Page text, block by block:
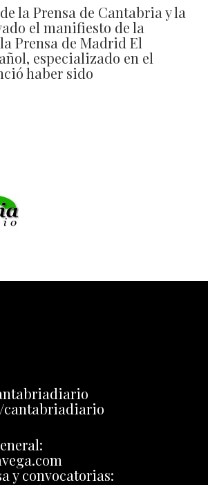
la Prensa de Cantabria y la
el manifiesto de la
Prensa de Madrid El
especializado en el
haber sido
cantabriadiario
y convocatorias: